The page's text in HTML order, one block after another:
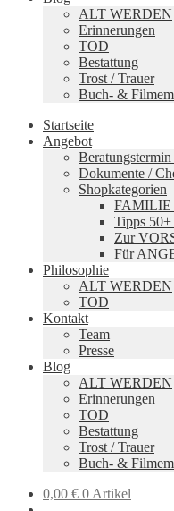
ALT WERDEN
Erinnerungen
TOD
Bestattung
Trost / Trauer
Buch- &
Startseite
Angebot
Beratungstermin
Dokumente /
Shopkategorien
FAMILIE
Tipps
Zur
Für
Philosophie
ALT WERDEN
TOD
Kontakt
Team
Presse
Blog
ALT WERDEN
Erinnerungen
TOD
Bestattung
Trost / Trauer
Buch- &
0,00 € 0 Artikel